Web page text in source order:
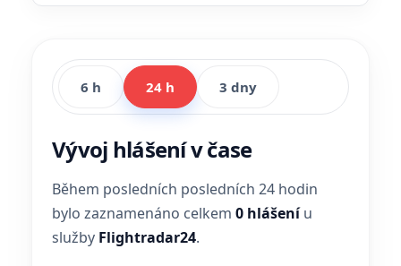
6 h 24 h 3 dny
Vývoj hlášení v čase
Během posledních posledních 24 hodin
bylo zaznamenáno celkem 0 hlášeníu
služby Flightradar24.